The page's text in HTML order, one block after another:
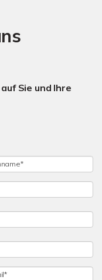
Sie und Ihre